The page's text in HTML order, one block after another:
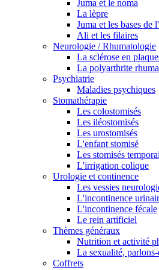
Juma et le noma
La lèpre
Juma et les bases de
Ali et les filaires
Neurologie / Rhumatologie
La sclérose en
La polyarthrite
Psychiatrie
Maladies psychiques
Stomathérapie
Les colostomisés
Les iléostomisés
Les urostomisés
L'enfant stomisé
Les stomisés
L'irrigation colique
Urologie et continence
Les vessies
L'incontinence
L'incontinence fécale
Le rein artificiel
Thèmes généraux
Nutrition et activité
La sexualité, parlons-
Coffrets